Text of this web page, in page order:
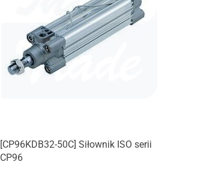
[CP96KDB32-50C] Siłownik ISO serii
CP96